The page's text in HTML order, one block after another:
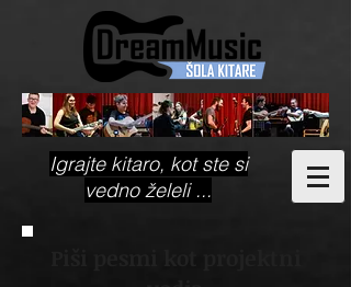
Igrajte kitaro, kot ste si
vedno želeli ...